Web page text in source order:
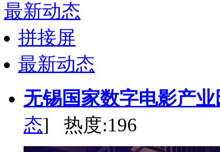
最新动态
拼接屏
最新动态
无锡国家数字电影产
态] 热度:196